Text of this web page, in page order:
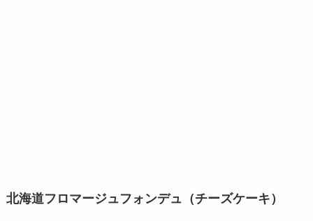
北海道フロマージュフォンデュ（チーズケーキ）